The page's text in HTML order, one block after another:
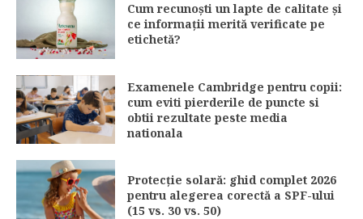
Cum recunoști un lapte de calitate și
ce informații merită verificate pe
etichetă?
Examenele Cambridge pentru copii:
cum eviti pierderile de puncte si
obtii rezultate peste media
nationala
Protecție solară: ghid complet 2026
pentru alegerea corectă a SPF-ului
(15 vs. 30 vs. 50)